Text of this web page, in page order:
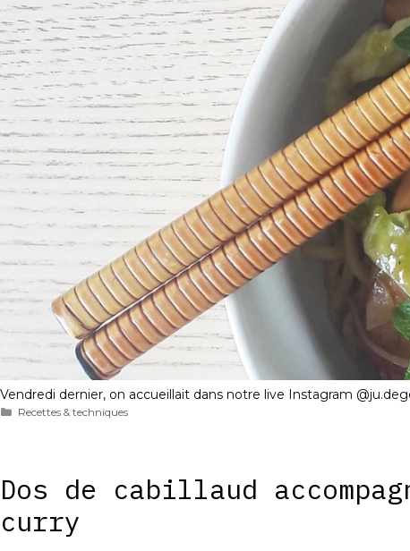
Vendredi dernier, on accueillait dans notre live Instagram
Catégories
Recettes & techniques
Dos de cabillaud
curry